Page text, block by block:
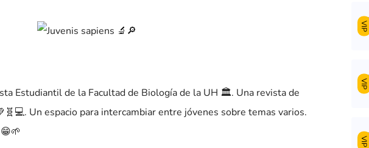
Estudiantil de la Facultad de Biología de la UH 🏛️. Una revista de
Un espacio para intercambiar entre jóvenes sobre temas varios.
VIP
VIP
VIP